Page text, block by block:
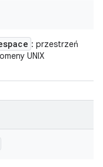
: przestrzeń
UNIX